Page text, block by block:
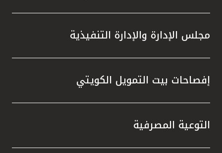
مجلس الإدارة والإدارة التنفيذية
إفصاحات بيت التمويل الكويتي
التوعية المصرفية